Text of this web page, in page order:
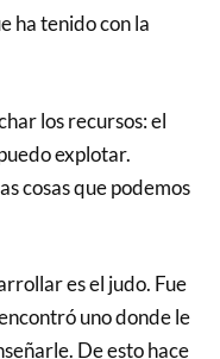
ha tenido con la
los recursos: el
explotar.
cosas que podemos
es el judo. Fue
uno donde le
De esto hace